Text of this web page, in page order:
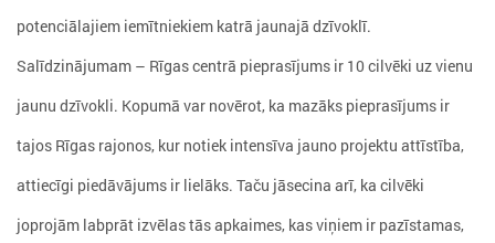
potenciālajiem iemītniekiem katrā jaunajā dzīvoklī.
Salīdzinājumam – Rīgas centrā pieprasījums ir 10 cilvēki uz vienu
jaunu dzīvokli. Kopumā var novērot, ka mazāks pieprasījums ir
tajos Rīgas rajonos, kur notiek intensīva jauno projektu attīstība,
attiecīgi piedāvājums ir lielāks. Taču jāsecina arī, ka cilvēki
joprojām labprāt izvēlas tās apkaimes, kas viņiem ir pazīstamas,